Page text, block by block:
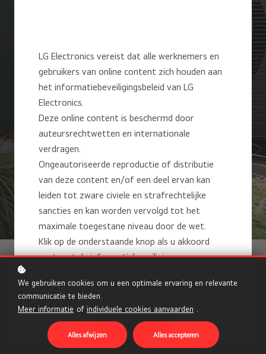
Academy
Training
Ontdek onze trainingen en
begin met het verhogen van
je kennis.
LG Electronics vereist dat alle werknemers en
gebruikers van online content zich houden aan
het informatiebeveiligingsbeleid van LG
Electronics.
Deze online content is beschermd door
auteursrechtwetten en internationale
verdragen.
Ongeautoriseerde reproductie of distributie
van deze content en/of een deel ervan kan
leiden tot zware civiele en strafrechtelijke
sancties en kan worden vervolgd tot het
maximale toegestane niveau door de wet.
Klik op de onderstaande knop als u akkoord
gaat met de informatiebeveiligings- en
Ik ga akkoord
We gebruiken cookies om u een optimale ervaring en relevante
communicatie te bieden.
Meer informatie of individuele cookies aanvaarden
Alles afwijzen Alles accepteren